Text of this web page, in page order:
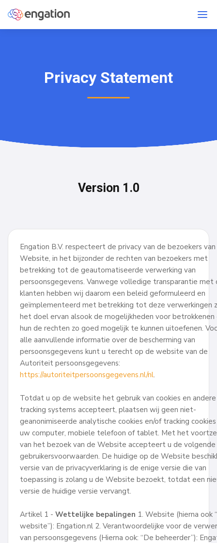
Privacy Statement
Version 1.0
Engation B.V. respecteert de privacy van de bezoekers
Website, in het bijzonder de rechten van bezoekers met
betrekking tot de geautomatiseerde verwerking van
persoonsgegevens. Vanwege volledige transparantie met
klanten hebben wij daarom een beleid geformuleerd en
geïmplementeerd met betrekking tot deze verwerkingen
het doel ervan alsook de mogelijkheden voor betrokkenen
hun de rechten zo goed mogelijk te kunnen uitoefenen.
alle aanvullende informatie over de bescherming van
persoonsgegevens kunt u terecht op de website van de
Autoriteit persoonsgegevens:
https://autoriteitpersoonsgegevens.nl/nl.
Totdat u op de website het gebruik van cookies en andere
tracking systems accepteert, plaatsen wij geen niet-
geanonimiseerde analytische cookies en/of tracking
uw computer, mobiele telefoon of tablet. Met het
van het bezoek van de Website accepteert u de volgende
gebruikersvoorwaarden. De huidige op de Website
versie van de privacyverklaring is de enige versie die van
toepassing is zolang u de Website bezoekt, totdat een
versie de huidige versie vervangt.
Artikel 1 - Wettelijke bepalingen 1. Website (hierna ook
website”): Engation.nl 2. Verantwoordelijke voor de
van persoonsgegevens (Hierna ook: “De beheerder”):